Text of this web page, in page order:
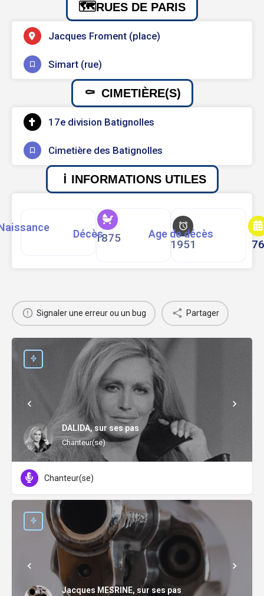
RUES DE PARIS
Jacques Froment (place)
Simart (rue)
CIMETIÈRE(S)
17e division Batignolles
Cimetière des Batignolles
INFORMATIONS UTILES
1875
Décès
1951
Age de décès
Signaler une erreur ou un bug Partager
DALIDA, sur ses pas
Chanteur(se)
Chanteur(se)
Jacques MESRINE, sur ses pas